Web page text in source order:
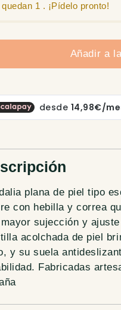
quedan 1 . ¡Pídelo pronto!
Añadir a
plana de piel tipo
con hebilla y correa
mayor sujección y
acolchada de piel
y su suela
Fabricadas